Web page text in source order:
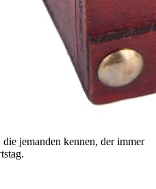
jemanden kennen, der immer